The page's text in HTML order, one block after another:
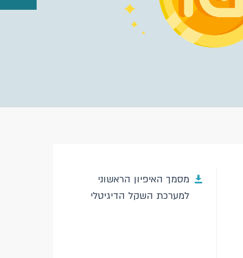
מסמך האיפיון הראשוני
למערכת השקל הדיגיטלי